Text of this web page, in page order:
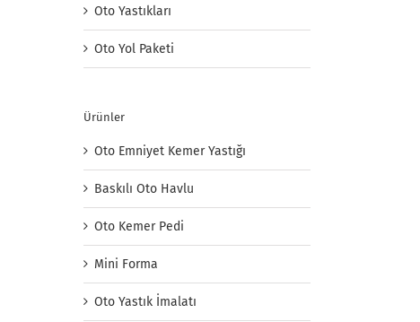
Oto Yastıkları
Oto Yol Paketi
Ürünler
Oto Emniyet Kemer Yastığı
Baskılı Oto Havlu
Oto Kemer Pedi
Mini Forma
Oto Yastık İmalatı